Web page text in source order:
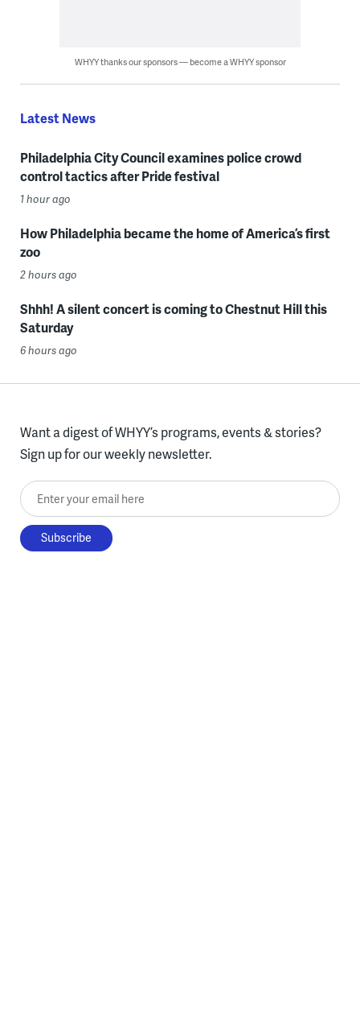
WHYY thanks our sponsors — become a WHYY sponsor
Latest News
Philadelphia City Council examines police crowd
control tactics after Pride festival
1 hour ago
How Philadelphia became the home of America’s first
zoo
2 hours ago
Shhh! A silent concert is coming to Chestnut Hill this
Saturday
6 hours ago
Want a digest of WHYY’s programs, events & stories?
Sign up for our weekly newsletter.
Enter your email here